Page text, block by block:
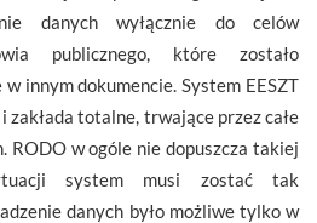
danych wyłącznie do celów
publicznego, które zostało
innym dokumencie. System EESZT
zakłada totalne, trwające przez całe
RODO w ogóle nie dopuszcza takiej
system musi zostać tak
danych było możliwe tylko w